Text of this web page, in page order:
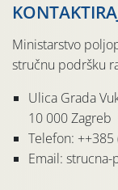
Ministarstvo
stručnu podršku
Ulica Grada
10 000 Zagreb
Telefon: ++385
Email: